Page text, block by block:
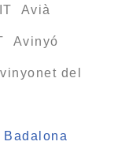
Avià
Avinyó
del